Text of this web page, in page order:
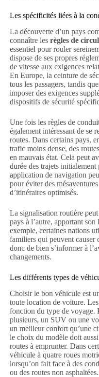
Les spécificités liées à la
La découverte d’un pays
connaître les règles de
essentiel pour rouler
dispose de ses propres
de vitesse aux exigences
En Europe, la ceinture de
tous les passagers, tandis
imposer des exigences
dispositifs de sécurité
Une fois les règles de
également intéressant de se
routes. Dans certains pays,
trafic moins dense, des
en mauvais état. Cela peut
durée des trajets
application de navigation
pour éviter des
d’itinéraires optimisés.
La signalisation routière
pays à l’autre, apportant son
exemple, certaines nations
familiers qui peuvent causer
donc de bien s’informer à
changements.
Les différents types de
Choisir le bon véhicule est
toute location de voiture.
fonction du type de voyage.
plusieurs, un SUV ou une
un meilleur confort qu’une
le choix du modèle doit
routes à emprunter. Dans
véhicule à quatre roues
lorsqu’on fait face à des
ou des routes non asphaltées.